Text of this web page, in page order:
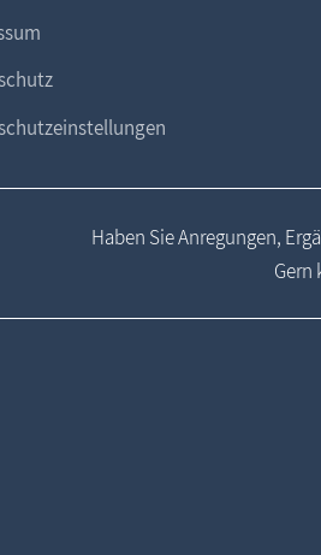
Haben Sie Anregungen,
Gern